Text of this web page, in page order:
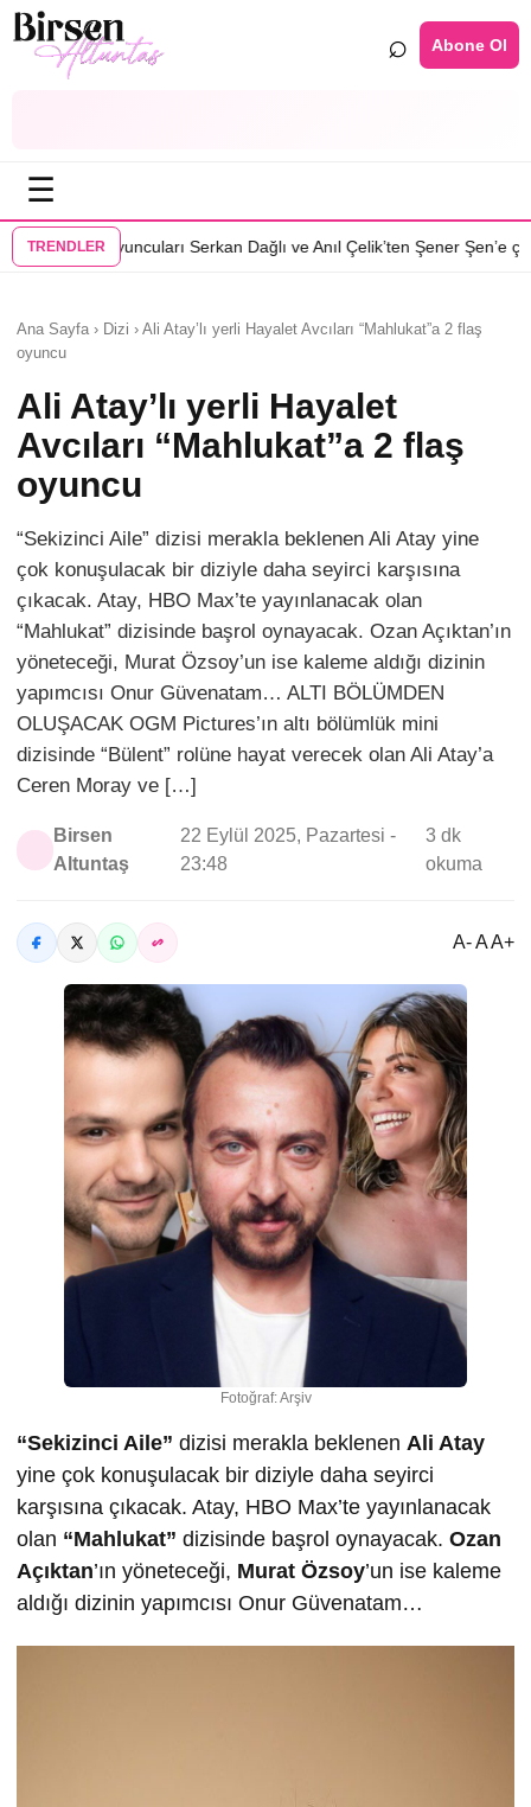
⌕ Abone Ol
☰
TRENDLER
Serkan Dağlı ve Anıl Çelik’ten Şener Şen’e çağrı•Özcan Deniz:
Ana Sayfa › Dizi › Ali Atay’lı yerli Hayalet Avcıları “Mahlukat”a 2 flaş
oyuncu
Ali Atay’lı yerli Hayalet
Avcıları “Mahlukat”a 2 flaş
oyuncu
“Sekizinci Aile” dizisi merakla beklenen Ali Atay yine
çok konuşulacak bir diziyle daha seyirci karşısına
çıkacak. Atay, HBO Max’te yayınlanacak olan
“Mahlukat” dizisinde başrol oynayacak. Ozan Açıktan’ın
yöneteceği, Murat Özsoy’un ise kaleme aldığı dizinin
yapımcısı Onur Güvenatam… ALTI BÖLÜMDEN
OLUŞACAK OGM Pictures’ın altı bölümlük mini
dizisinde “Bülent” rolüne hayat verecek olan Ali Atay’a
Ceren Moray ve […]
Birsen
Altuntaş
22 Eylül 2025, Pazartesi -
23:48
3 dk
okuma
A- A A+
Fotoğraf: Arşiv
“Sekizinci Aile” dizisi merakla beklenen Ali Atay
yine çok konuşulacak bir diziyle daha seyirci
karşısına çıkacak. Atay, HBO Max’te yayınlanacak
olan “Mahlukat” dizisinde başrol oynayacak. Ozan
Açıktan’ın yöneteceği, Murat Özsoy’un ise kaleme
aldığı dizinin yapımcısı Onur Güvenatam…